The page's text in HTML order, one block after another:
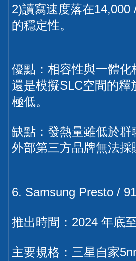
2)讀寫速度落在
的穩定性。
優點：相容性與一體
還是模擬SLC空間的
極低。
缺點：發熱量雖低於
外部第三方品牌無法採
6. Samsung Presto /
推出時間：2024 年底
主要規格：三星自家